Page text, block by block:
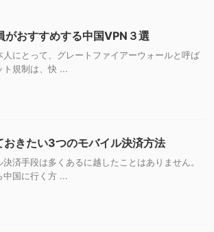
がおすすめする中国VPN３選
にとって、グレートファイアーウォールと呼ば
ト規制は、快 ...
おきたい3つのモバイル決済方法
済手段は多くあるに越したことはありません。
中国に行く方 ...